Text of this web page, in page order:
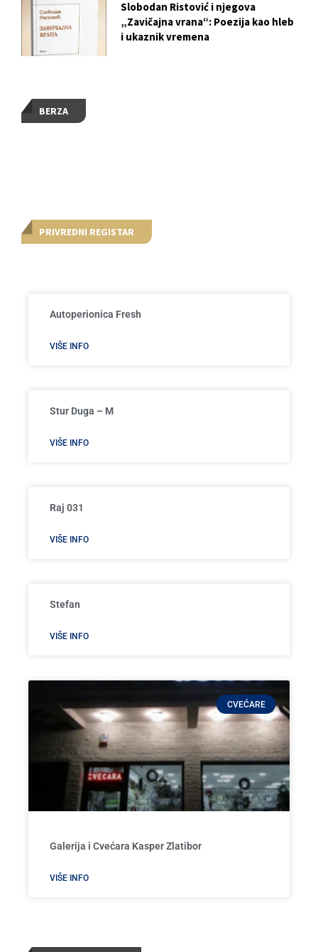
BERZA
PRIVREDNI REGISTAR
Autoperionica Fresh
VIŠE INFO
Stur Duga – M
VIŠE INFO
Raj 031
VIŠE INFO
Stefan
VIŠE INFO
CVEĆARE
Galerija i Cvećara Kasper Zlatibor
VIŠE INFO
Slobodan Ristović i njegova
„Zavičajna vrana“: Poezija kao hleb
i ukaznik vremena